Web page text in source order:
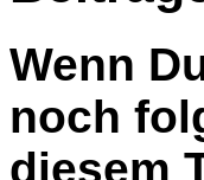
Wenn
noch
diesem